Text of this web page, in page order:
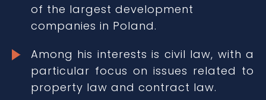
of the largest development
companies in Poland.
Among his interests is civil law, with a
particular focus on issues related to
property law and contract law.